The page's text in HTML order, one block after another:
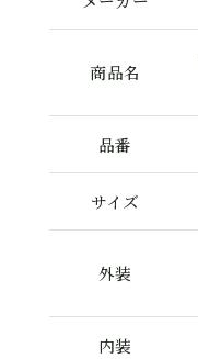
商品名
品番
サイズ
外装
内装